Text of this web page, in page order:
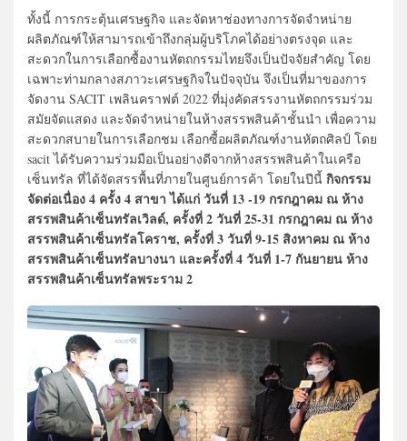
ทั้งนี้ การกระตุ้นเศรษฐกิจ และจัดหาช่องทางการจัดจำหน่าย
ผลิตภัณฑ์ให้สามารถเข้าถึงกลุ่มผู้บริโภคได้อย่างตรงจุด และ
สะดวกในการเลือกซื้องานหัตถกรรมไทยจึงเป็นปัจจัยสำคัญ โดย
เฉพาะท่ามกลางสภาวะเศรษฐกิจในปัจจุบัน จึงเป็นที่มาของการ
จัดงาน SACIT เพลินคราฟต์ 2022 ที่มุ่งคัดสรรงานหัตถกรรมร่วม
สมัยจัดแสดง และจัดจำหน่ายในห้างสรรพสินค้าชั้นนำ เพื่อความ
สะดวกสบายในการเลือกชม เลือกซื้อผลิตภัณฑ์งานหัตถศิลป์ โดย
sacit ได้รับความร่วมมือเป็นอย่างดีจากห้างสรรพสินค้าในเครือ
เซ็นทรัล ที่ได้จัดสรรพื้นที่ภายในศูนย์การค้า โดยในปีนี้ กิจกรรม
จัดต่อเนื่อง 4 ครั้ง 4 สาขา ได้แก่ วันที่ 13 -19 กรกฎาคม ณ ห้าง
สรรพสินค้าเซ็นทรัลเวิลด์, ครั้งที่ 2 วันที่ 25-31 กรกฎาคม ณ ห้าง
สรรพสินค้าเซ็นทรัลโคราช, ครั้งที่ 3 วันที่ 9-15 สิงหาคม ณ ห้าง
สรรพสินค้าเซ็นทรัลบางนา และครั้งที่ 4 วันที่ 1-7 กันยายน ห้าง
สรรพสินค้าเซ็นทรัลพระราม 2